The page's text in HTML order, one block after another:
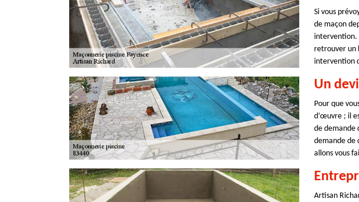
Si vous
de maçon
intervention.
retrouver un
intervention
Un
Pour que
d’œuvre ; il
de demande
demande de
allons vous
Artisan